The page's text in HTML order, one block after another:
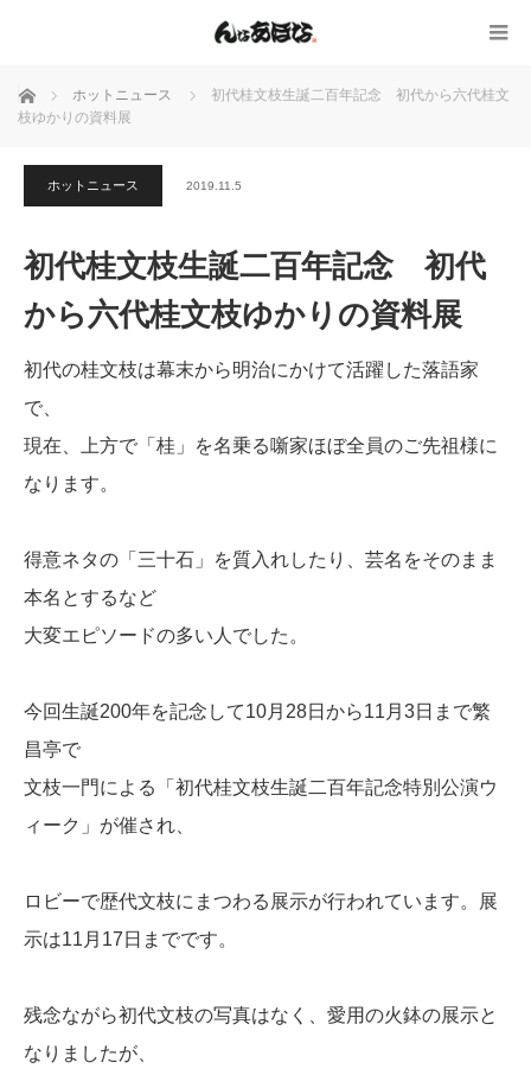
ホーム ホットニュース
初代桂文枝生誕二百年記念 初代から六代桂文
枝ゆかりの資料展
ホットニュース 2019.11.5
初代桂文枝生誕二百年記念 初代
から六代桂文枝ゆかりの資料展
初代の桂文枝は幕末から明治にかけて活躍した落語家
で、
現在、上方で「桂」を名乗る噺家ほぼ全員のご先祖様に
なります。
得意ネタの「三十石」を質入れしたり、芸名をそのまま
本名とするなど
大変エピソードの多い人でした。
今回生誕200年を記念して10月28日から11月3日まで繁
昌亭で
文枝一門による「初代桂文枝生誕二百年記念特別公演ウ
ィーク」が催され、
ロビーで歴代文枝にまつわる展示が行われています。展
示は11月17日までです。
残念ながら初代文枝の写真はなく、愛用の火鉢の展示と
なりましたが、